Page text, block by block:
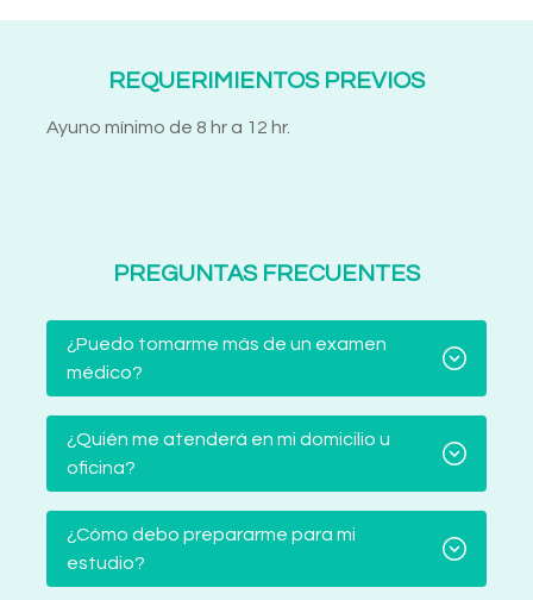
REQUERIMIENTOS PREVIOS
Ayuno mínimo de 8 hr a 12 hr.
PREGUNTAS FRECUENTES
¿Puedo tomarme más de un examen
médico?
¿Quién me atenderá en mi domicilio u
oficina?
¿Cómo debo prepararme para mi
estudio?